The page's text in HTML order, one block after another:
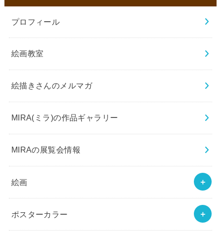
プロフィール
絵画教室
絵描きさんのメルマガ
MIRA(ミラ)の作品ギャラリー
MIRAの展覧会情報
絵画
ポスターカラー